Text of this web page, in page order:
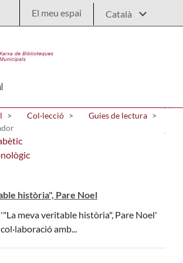
El meu espai
Col·lecció
Guies de lectura
història", Pare Noel
meva veritable història", Pare Noel'
amb...